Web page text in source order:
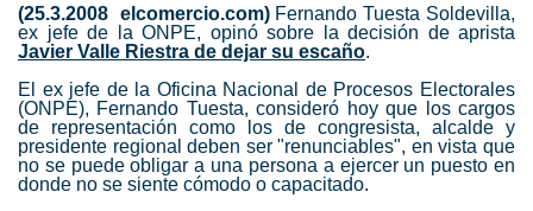
(25.3.2008 elcomercio.com)Fernando Tuesta Soldevilla,
ex jefe de la ONPE, opinó sobre la decisión de aprista
Javier Valle Riestra de dejar su escaño.
El ex jefe de la Oficina Nacional de Procesos Electorales
(ONPE), Fernando Tuesta, consideró hoy que los cargos
de representación como los de congresista, alcalde y
presidente regional deben ser "renunciables", en vista que
no se puede obligar a una persona a ejercer un puesto en
donde no se siente cómodo o capacitado.